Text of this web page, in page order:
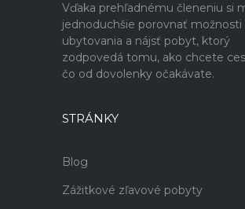
Vďaka prehľadnému členeniu si
jednoduchšie porovnať možnosti
ubytovania a nájsť pobyt, ktorý
zodpovedá tomu, ako chcete
čo od dovolenky očakávate.
STRÁNKY
Blog
Zážitkové zľavové pobyty